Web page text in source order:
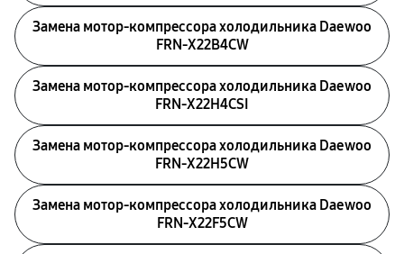
Замена мотор-компрессора холодильника Daewoo
FRN-X22B4CW
Замена мотор-компрессора холодильника Daewoo
FRN-X22H4CSI
Замена мотор-компрессора холодильника Daewoo
FRN-X22H5CW
Замена мотор-компрессора холодильника Daewoo
FRN-X22F5CW